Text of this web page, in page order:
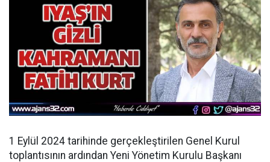
1 Eylül 2024 tarihinde gerçekleştirilen Genel Kurul
toplantısının ardından Yeni Yönetim Kurulu Başkanı